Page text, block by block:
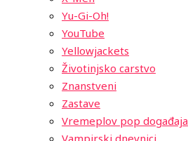
Yu-Gi-Oh!
YouTube
Yellowjackets
Životinjsko carstvo
Znanstveni
Zastave
Vremeplov pop događaja
Vampirski dnevnici